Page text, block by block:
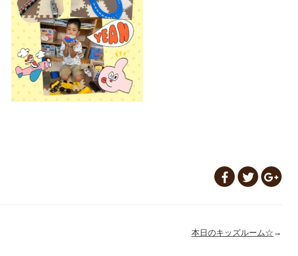
本日のキッズルーム☆→